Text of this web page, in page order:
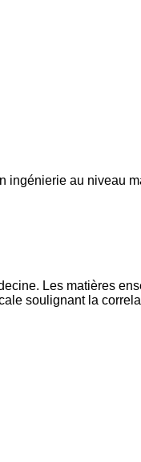
au niveau
Les matières
soulignant la